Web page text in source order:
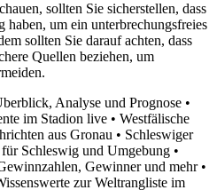
sollten Sie sicherstellen, dass
haben, um ein unterbrechungsfreies
sollten Sie darauf achten, dass
Quellen beziehen, um
Analyse und Prognose •
im Stadion live • Westfälische
aus Gronau • Schleswiger
Schleswig und Umgebung •
Gewinner und mehr•
zur Weltrangliste im